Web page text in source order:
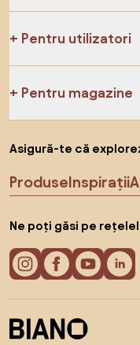
Pentru utilizatori
Pentru magazine
Asigură-te că
ProduseInspirații
Ne poți găsi pe